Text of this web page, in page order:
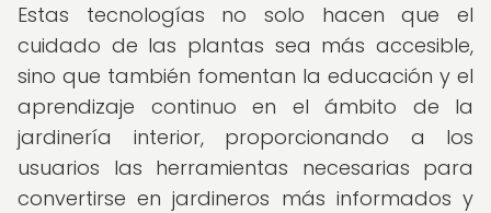
Estas tecnologías no solo hacen que el
cuidado de las plantas sea más accesible,
sino que también fomentan la educación y el
aprendizaje continuo en el ámbito de la
jardinería interior, proporcionando a los
usuarios las herramientas necesarias para
convertirse en jardineros más informados y